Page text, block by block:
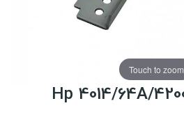
Touch to zoom